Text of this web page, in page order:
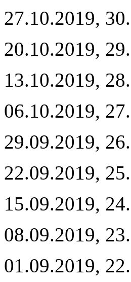
27.10.2019,
20.10.2019,
13.10.2019,
06.10.2019,
29.09.2019,
22.09.2019,
15.09.2019,
08.09.2019,
01.09.2019,